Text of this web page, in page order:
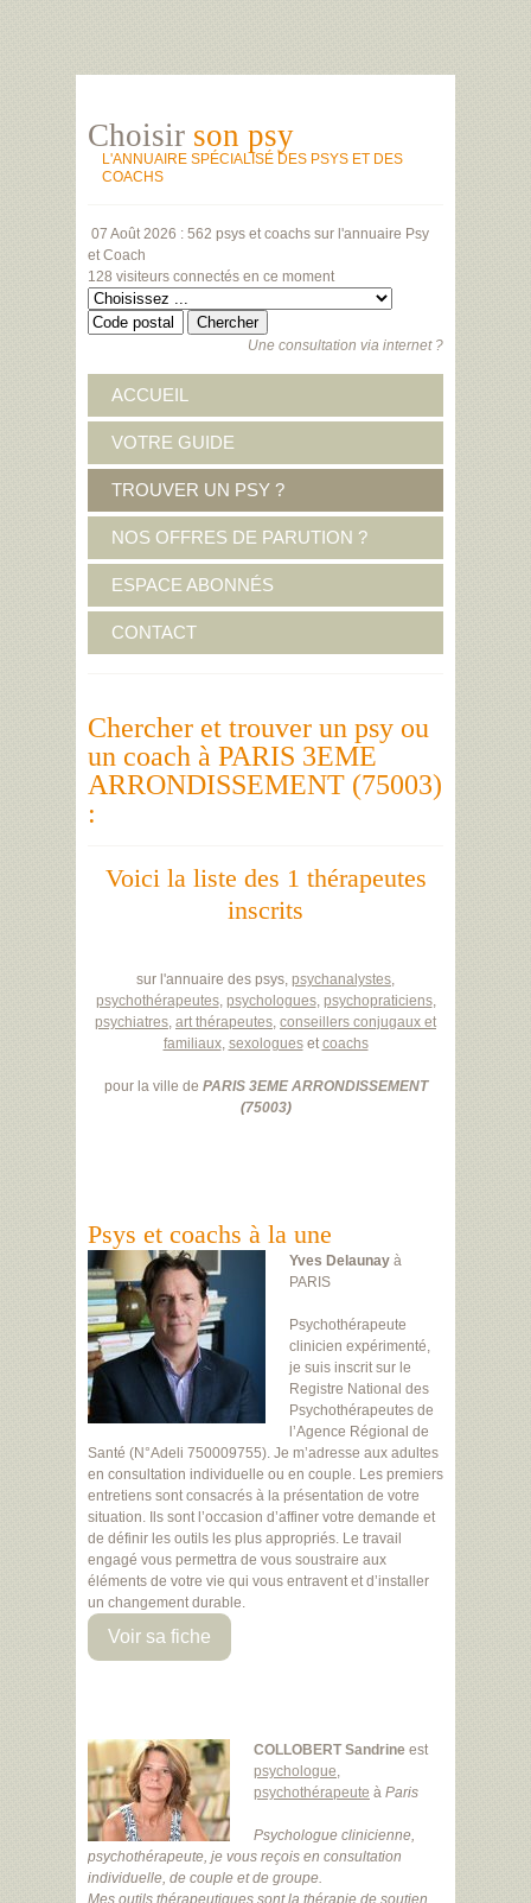
Choisir son psy
L'ANNUAIRE SPÉCIALISÉ DES PSYS ET DES
COACHS
07 Août 2026 : 562 psys et coachs sur l'annuaire Psy
et Coach
128 visiteurs connectés en ce moment
Une consultation via internet ?
ACCUEIL
VOTRE GUIDE
TROUVER UN PSY ?
NOS OFFRES DE PARUTION ?
ESPACE ABONNÉS
CONTACT
Chercher et trouver un psy ou
un coach à PARIS 3EME
ARRONDISSEMENT (75003)
:
Voici la liste des 1 thérapeutes
inscrits
sur l'annuaire des psys, psychanalystes,
psychothérapeutes, psychologues, psychopraticiens,
psychiatres, art thérapeutes, conseillers conjugaux et
familiaux, sexologuesetcoachs
pour la ville de PARIS 3EME ARRONDISSEMENT
(75003)
Psys et coachs à la une
Yves Delaunay à
PARIS
Psychothérapeute
clinicien expérimenté,
je suis inscrit sur le
Registre National des
Psychothérapeutes de
l’Agence Régional de
Santé (N°Adeli 750009755). Je m’adresse aux adultes
en consultation individuelle ou en couple. Les premiers
entretiens sont consacrés à la présentation de votre
situation. Ils sont l’occasion d’affiner votre demande et
de définir les outils les plus appropriés. Le travail
engagé vous permettra de vous soustraire aux
éléments de votre vie qui vous entravent et d’installer
un changement durable.
Voir sa fiche
COLLOBERT Sandrine est
psychologue,
psychothérapeute à Paris
Psychologue clinicienne,
psychothérapeute, je vous reçois en consultation
individuelle, de couple et de groupe.
Mes outils thérapeutiques sont la thérapie de soutien